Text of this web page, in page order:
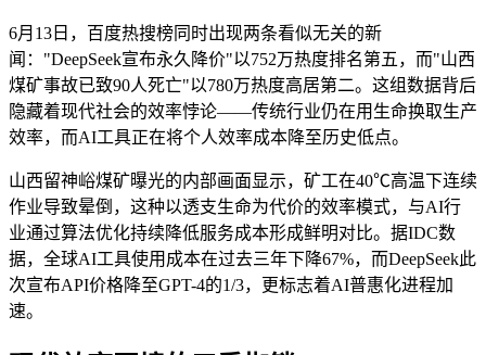
6月13日，百度热搜榜同时出现两条看似无关的新
闻："DeepSeek宣布永久降价"以752万热度排名第五，而"山西
煤矿事故已致90人死亡"以780万热度高居第二。这组数据背后
隐藏着现代社会的效率悖论——传统行业仍在用生命换取生产
效率，而AI工具正在将个人效率成本降至历史低点。
山西留神峪煤矿曝光的内部画面显示，矿工在40℃高温下连续
作业导致晕倒，这种以透支生命为代价的效率模式，与AI行
业通过算法优化持续降低服务成本形成鲜明对比。据IDC数
据，全球AI工具使用成本在过去三年下降67%，而DeepSeek此
次宣布API价格降至GPT-4的1/3，更标志着AI普惠化进程加
速。